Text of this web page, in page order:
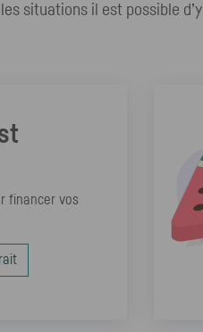
situations il est possible
financer vos